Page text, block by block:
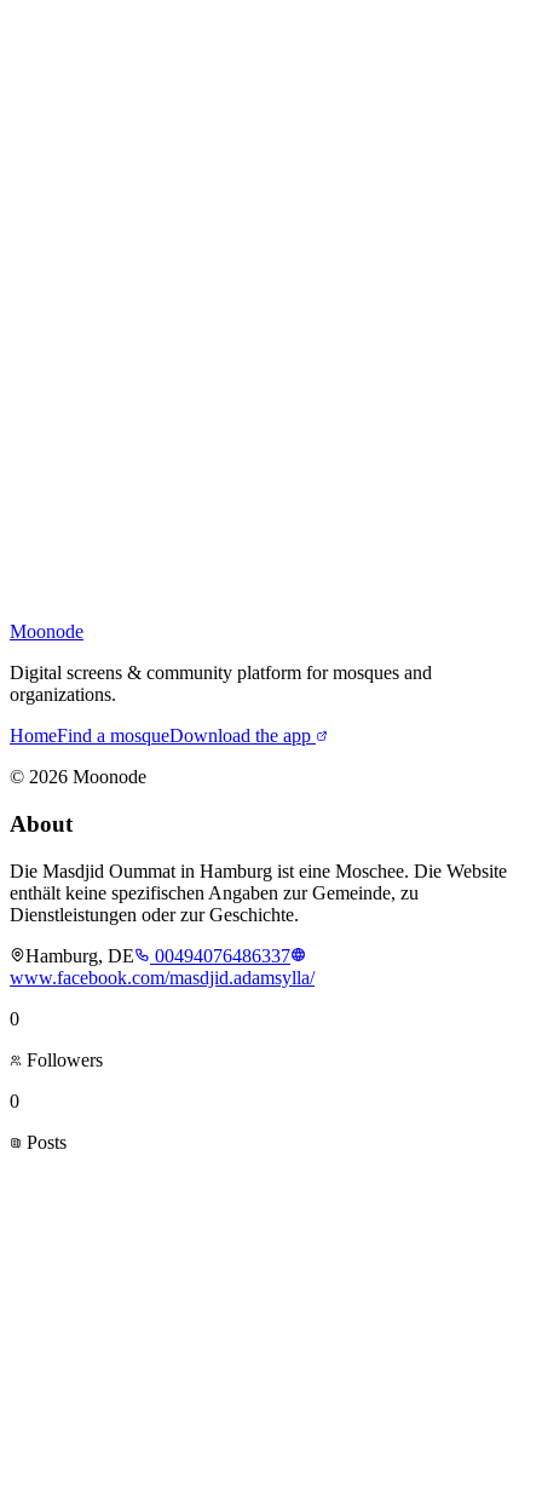
Moonode
Digital screens & community platform for mosques and
organizations.
HomeFind a mosqueDownload the app
© 2026 Moonode
About
Die Masdjid Oummat in Hamburg ist eine Moschee. Die Website
enthält keine spezifischen Angaben zur Gemeinde, zu
Dienstleistungen oder zur Geschichte.
Hamburg, DE
00494076486337
www.facebook.com/masdjid.adamsylla/
0
Followers
0
Posts